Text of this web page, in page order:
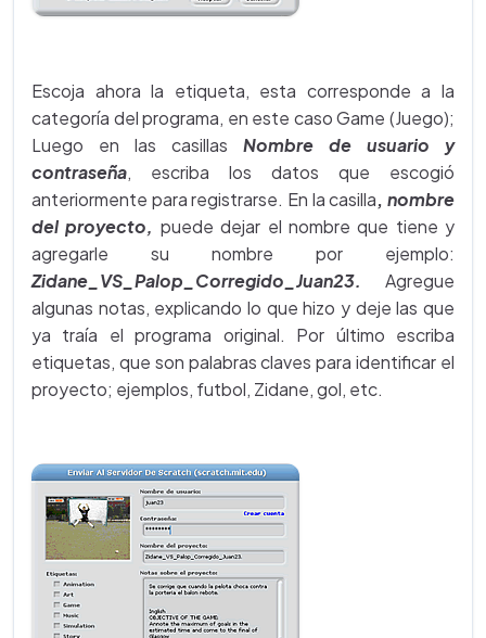
Escoja ahora la etiqueta, esta corresponde a la
categoría del programa, en este caso Game (Juego);
Luego en las casillas Nombre de usuario y
contraseña, escriba los datos que escogió
anteriormente para registrarse. En la casilla,nombre
del proyecto, puede dejar el nombre que tiene y
agregarle su nombre por ejemplo:
Zidane_VS_Palop_Corregido_Juan23. Agregue
algunas notas, explicando lo que hizo y deje las que
ya traía el programa original. Por último escriba
etiquetas, que son palabras claves para identificar el
proyecto; ejemplos, futbol, Zidane, gol, etc.